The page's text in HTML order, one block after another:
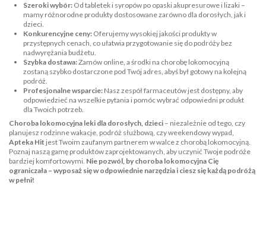
Szeroki wybór: Od tabletek i syropów po opaski akupresurowe i lizaki –
mamy różnorodne produkty dostosowane zarówno dla dorosłych, jak i
dzieci.
Konkurencyjne ceny: Oferujemy wysokiej jakości produkty w
przystępnych cenach, co ułatwia przygotowanie się do podróży bez
nadwyrężania budżetu.
Szybka dostawa:Zamów online, a środki na chorobę lokomocyjną
zostaną szybko dostarczone pod Twój adres, abyś był gotowy na kolejną
podróż.
Profesjonalne wsparcie: Nasz zespół farmaceutów jest dostępny, aby
odpowiedzieć na wszelkie pytania i pomóc wybrać odpowiedni produkt
dla Twoich potrzeb.
Choroba lokomocyjna leki dla dorosłych, dzieci – niezależnie od tego, czy
planujesz rodzinne wakacje, podróż służbową, czy weekendowy wypad,
Apteka Hit jest Twoim zaufanym partnerem w walce z chorobą lokomocyjną.
Poznaj naszą gamę produktów zaprojektowanych, aby uczynić Twoje podróże
bardziej komfortowymi. Nie pozwól, by choroba lokomocyjna Cię
ograniczała – wyposaż się w odpowiednie narzędzia i ciesz się każdą podróżą
w pełni!